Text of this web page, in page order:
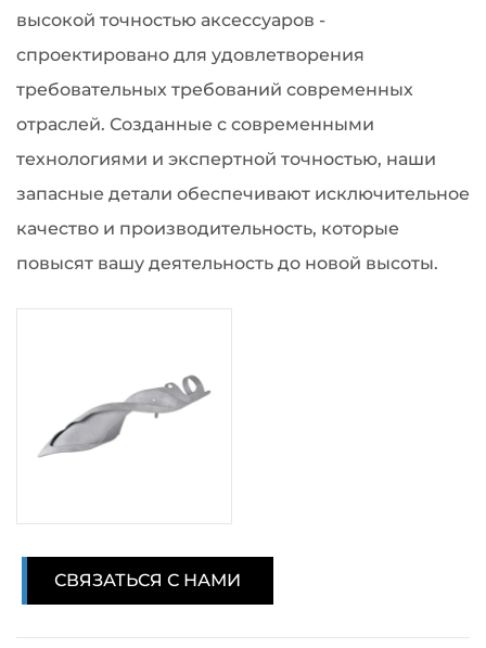
высокой точностью аксессуаров -
спроектировано для удовлетворения
требовательных требований современных
отраслей. Созданные с современными
технологиями и экспертной точностью, наши
запасные детали обеспечивают исключительное
качество и производительность, которые
повысят вашу деятельность до новой высоты.
СВЯЗАТЬСЯ С НАМИ